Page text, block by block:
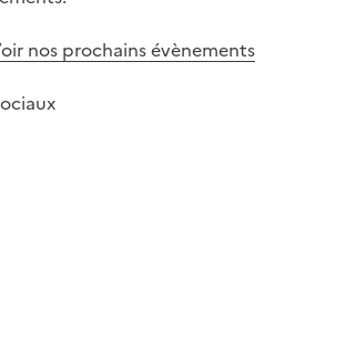
nos prochains évènements